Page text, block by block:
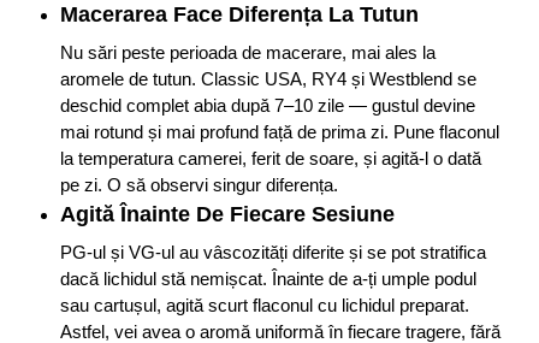
Macerarea Face Diferența La Tutun
Nu sări peste perioada de macerare, mai ales la
aromele de tutun. Classic USA, RY4 și Westblend se
deschid complet abia după 7–10 zile — gustul devine
mai rotund și mai profund față de prima zi. Pune flaconul
la temperatura camerei, ferit de soare, și agită-l o dată
pe zi. O să observi singur diferența.
Agită Înainte De Fiecare Sesiune
PG-ul și VG-ul au vâscozități diferite și se pot stratifica
dacă lichidul stă nemișcat. Înainte de a-ți umple podul
sau cartușul, agită scurt flaconul cu lichidul preparat.
Astfel, vei avea o aromă uniformă în fiecare tragere, fără